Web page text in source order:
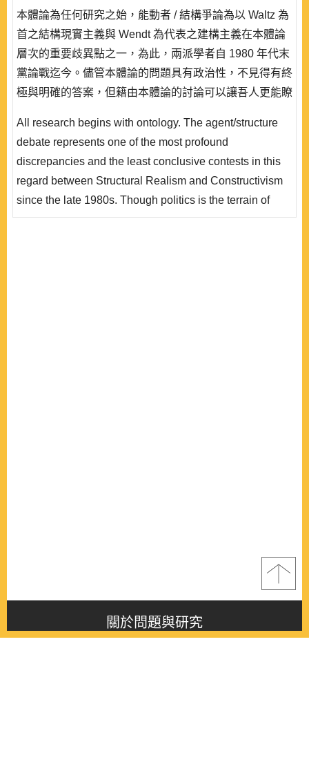
本體論為任何研究之始，能動者 / 結構爭論為以 Waltz 為
首之結構現實主義與 Wendt 為代表之建構主義在本體論
層次的重要歧異點之一，為此，兩派學者自 1980 年代末
黨論戰迄今。儘管本體論的問題具有政治性，不見得有終
極與明確的答案，但籍由本體論的討論可以讓吾人更能瞭
爭論在理論發展上的重要性後，進行爭論中相關重要概念
——如能動者、能動性、結構等——的闡述，除追蹤這些
概念在社會學上的根源..
All research begins with ontology. The agent/structure
debate represents one of the most profound
discrepancies and the least conclusive contests in this
regard between Structural Realism and Constructivism
since the late 1980s. Though politics is the terrain of
competing ontology；definite and clear-cut answers are
關於問題與研究
About this journal